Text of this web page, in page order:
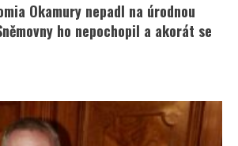
Okamury nepadl na úrodnou
ho nepochopil a akorát se